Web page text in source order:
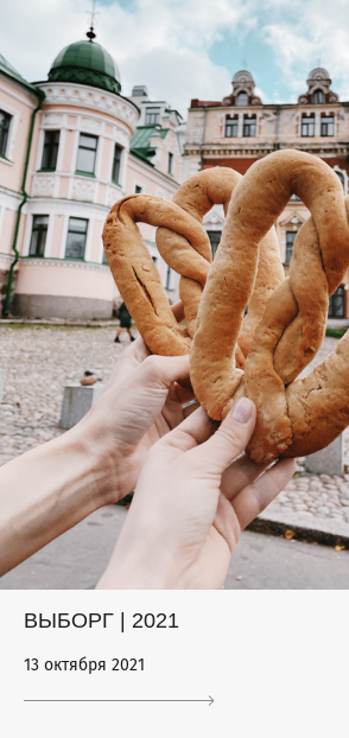
ВЫБОРГ | 2021
13 октября 2021